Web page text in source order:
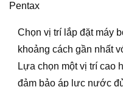
Pentax
Chọn vị trí lắp đặt máy
khoảng cách gần nhất
Lựa chọn một vị trí
đảm bảo áp lực nước